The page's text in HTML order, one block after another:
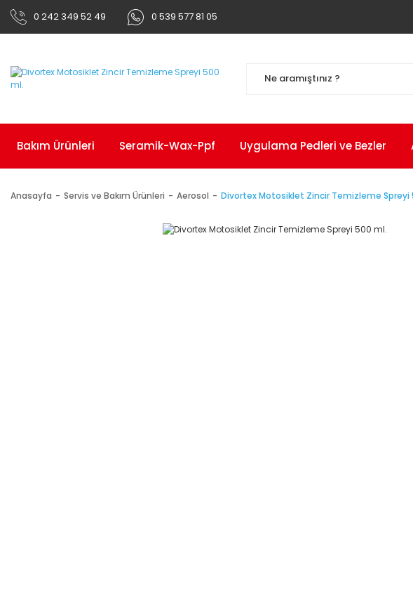
0 242 349 52 49 0 539 577 81 05
Bakım Ürünleri Seramik-Wax-Ppf Uygulama Pedleri ve Bezler
Anasayfa Servis ve Bakım Ürünleri Aerosol Divortex Motosiklet Zincir Temizleme Spreyi